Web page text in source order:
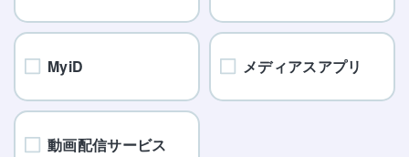
MyiD メディアスアプリ
動画配信サービス